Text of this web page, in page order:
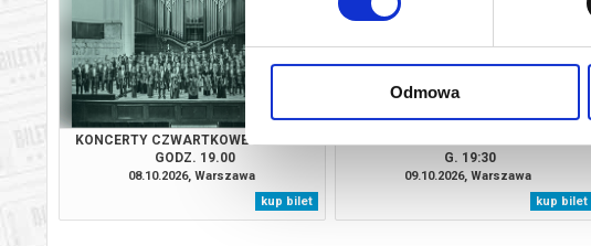
Odmowa
KONCERTY CZWARTKOWE 8.10.2026
GODZ. 19.00
08.10.2026, Warszawa
kup bilet
G. 19:30
09.10.2026, Warszawa
kup bilet